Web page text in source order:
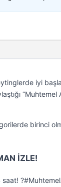
iyi
birinci
İZLE!